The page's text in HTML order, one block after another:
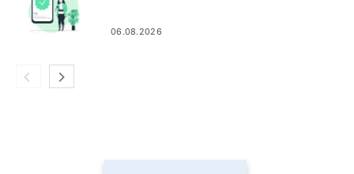
06.08.2026